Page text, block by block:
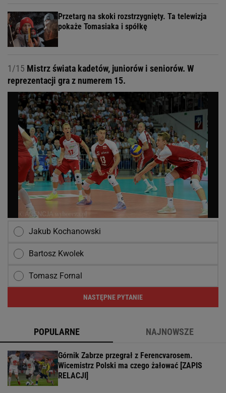
Przetarg na skoki rozstrzygnięty. Ta telewizja
pokaże Tomasiaka i spółkę
1/15 Mistrz świata kadetów, juniorów i seniorów. W
reprezentacji gra z numerem 15.
Jakub Kochanowski
Bartosz Kwolek
Tomasz Fornal
NASTĘPNE PYTANIE
POPULARNE NAJNOWSZE
Górnik Zabrze przegrał z Ferencvarosem.
Wicemistrz Polski ma czego żałować [ZAPIS
RELACJI]